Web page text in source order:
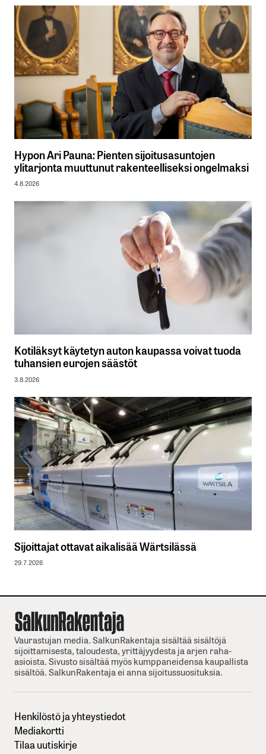
Hypon Ari Pauna: Pienten sijoitusasuntojen
ylitarjonta muuttunut rakenteelliseksi ongelmaksi
4.8.2026
Kotiläksyt käytetyn auton kaupassa voivat tuoda
tuhansien eurojen säästöt
3.8.2026
Sijoittajat ottavat aikalisää Wärtsilässä
29.7.2026
Vaurastujan media. SalkunRakentaja sisältää sisältöjä
sijoittamisesta, taloudesta, yrittäjyydesta ja arjen raha-
asioista. Sivusto sisältää myös kumppaneidensa kaupallista
sisältöä. SalkunRakentaja ei anna sijoitussuosituksia.
Henkilöstö ja yhteystiedot
Mediakortti
Tilaa uutiskirje